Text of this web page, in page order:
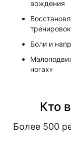
вождения
тренировок
Боли и
ногах»
Кто
Более 500